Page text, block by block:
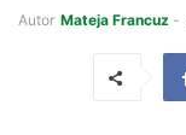
Autor Mateja Francuz -